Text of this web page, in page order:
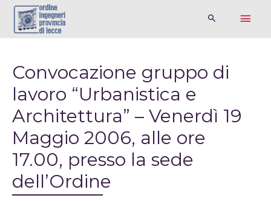
Convocazione gruppo di
lavoro “Urbanistica e
Architettura” – Venerdì 19
Maggio 2006, alle ore
17.00, presso la sede
dell’Ordine